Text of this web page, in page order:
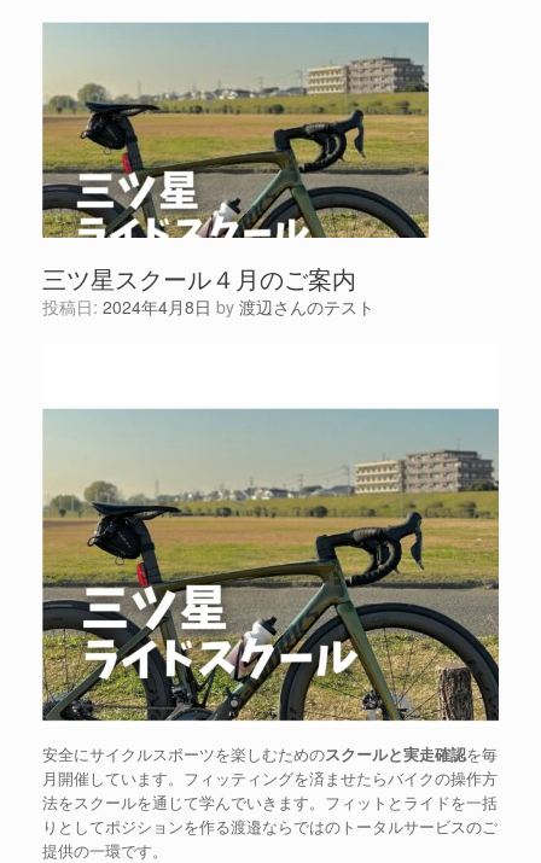
三ツ星スクール４月のご案内
投稿日: 2024年4月8日 by 渡辺さんのテスト
安全にサイクルスポーツを楽しむためのスクールと実走確認を毎
月開催しています。フィッティングを済ませたらバイクの操作方
法をスクールを通じて学んでいきます。フィットとライドを一括
りとしてポジションを作る渡邉ならではのトータルサービスのご
提供の一環です。